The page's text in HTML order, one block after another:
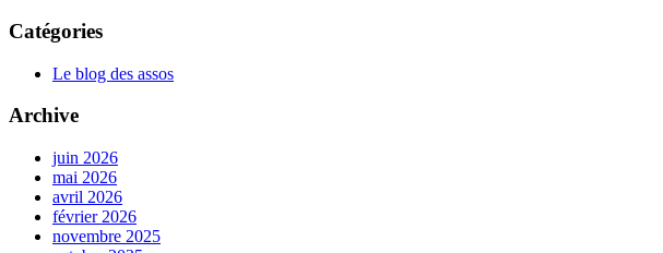
Catégories
Le blog des assos
Archive
juin 2026
mai 2026
avril 2026
février 2026
novembre 2025